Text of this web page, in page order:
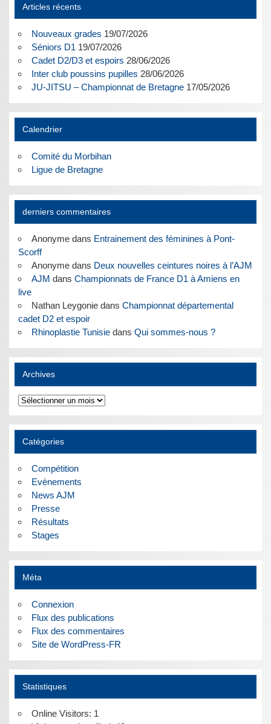
Articles récents
Nouveaux grades 19/07/2026
Séniors D1 19/07/2026
Cadet D2/D3 et espoirs 28/06/2026
Inter club poussins pupilles 28/06/2026
JU-JITSU – Championnat de Bretagne 17/05/2026
Calendrier
Comité du Morbihan
Ligue de Bretagne
derniers commentaires
Anonymedans Entrainement des féminines à Pont-
Scorff
Anonymedans Deux nouvelles ceintures noires à l’AJM
AJM dans Championnats de France D1 à Amiens en
live
Nathan Leygoniedans Championnat départemental
cadet D2 et espoir
Rhinoplastie Tunisiedans Qui sommes-nous ?
Archives
Archives
Catégories
Compétition
Evènements
News AJM
Presse
Résultats
Stages
Méta
Connexion
Flux des publications
Flux des commentaires
Site de WordPress-FR
Statistiques
Online Visitors: 1